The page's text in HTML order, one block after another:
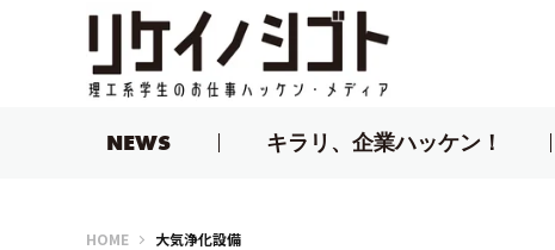
NEWS キラリ、企業ハッケン！
HOMEリケイノシゴト
大気浄化設備